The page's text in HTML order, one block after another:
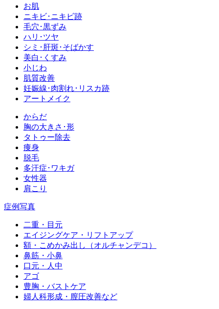
お肌
ニキビ･ニキビ跡
毛穴･黒ずみ
ハリ･ツヤ
シミ･肝斑･そばかす
美白･くすみ
小じわ
肌質改善
妊娠線･肉割れ･リスカ跡
アートメイク
からだ
胸の大きさ･形
タトゥー除去
痩身
脱毛
多汗症･ワキガ
女性器
肩こり
症例写真
二重・目元
エイジングケア・リフトアップ
額・こめかみ出し（オルチャンデコ）
鼻筋・小鼻
口元・人中
アゴ
豊胸・バストケア
婦人科形成・膣圧改善など